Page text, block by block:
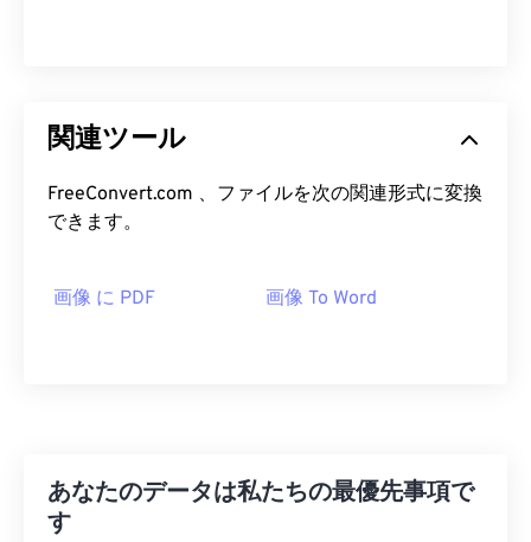
関連ツール
FreeConvert.com 、ファイルを次の関連形式に変換
できます。
画像 に PDF 画像 To Word
あなたのデータは私たちの最優先事項で
す